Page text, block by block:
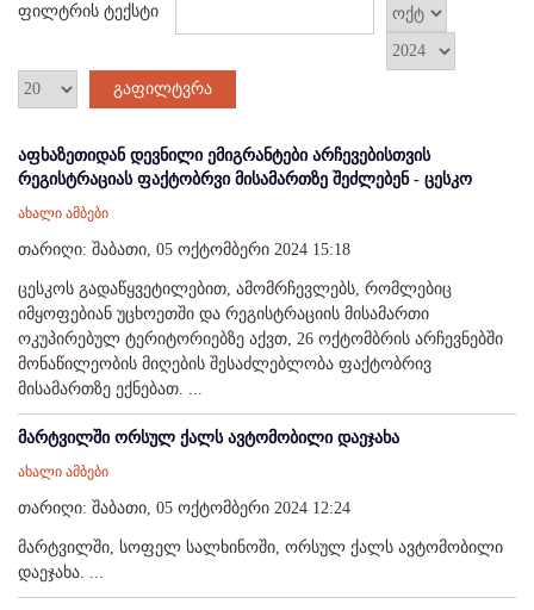
ფილტრის ტექსტი
გაფილტვრა
აფხაზეთიდან დევნილი ემიგრანტები არჩევებისთვის
რეგისტრაციას ფაქტობრვი მისამართზე შეძლებენ - ცესკო
ახალი ამბები
თარიღი: შაბათი, 05 ოქტომბერი 2024 15:18
ცესკოს გადაწყვეტილებით, ამომრჩევლებს, რომლებიც
იმყოფებიან უცხოეთში და რეგისტრაციის მისამართი
ოკუპირებულ ტერიტორიებზე აქვთ, 26 ოქტომბრის არჩევნებში
მონაწილეობის მიღების შესაძლებლობა ფაქტობრივ
მისამართზე ექნებათ. ...
მარტვილში ორსულ ქალს ავტომობილი დაეჯახა
ახალი ამბები
თარიღი: შაბათი, 05 ოქტომბერი 2024 12:24
მარტვილში, სოფელ სალხინოში, ორსულ ქალს ავტომობილი
დაეჯახა. ...